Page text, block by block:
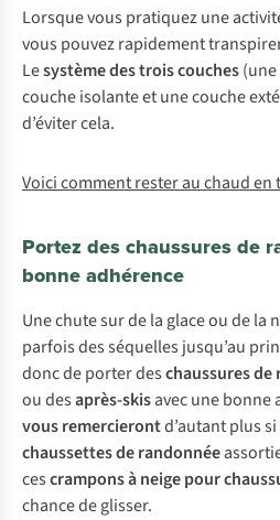
Lorsque vous pratiquez une
vous pouvez rapidement
Lesystème des trois couches
couche isolante et une couche
d’éviter cela.
Voici comment rester au chaud
Portez des chaussures de
bonne adhérence
Une chute sur de la glace ou de la
parfois des séquelles jusqu’au
donc de porter deschaussures de
ou desaprès-skisavec une bonne
vous remercierontd’autant plus
chaussettes de randonnée
cescrampons à neige pour
chance de glisser.